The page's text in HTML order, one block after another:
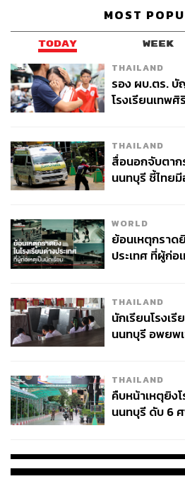
ของญี่ปุ่น และเป็นที่รู้จักไปทั่วโลก
หลากหลายที่เหมาะสำหรับผู้ที่รักก
ไม่ว่าจะเป็น เสื้อผ้าสไตล์เอาต์ดอร์
อุปกรณ์แคมปิ้งอื่นๆ อีกมากมาย ซึ่ง
ใช้สอยครอบคลุม อำนวยความสะด
อย่างดีเยี่ยม
‘Outdoor & Natural Lifestyle
เมืองเข้ากับธรรมชาติมากที่สุด โดยเ
มีจุดเด่นที่การออกแบบให้เข้ากับการ
ออกแบบที่ทันสมัยสื่อถึงธรรมชาติ
ออกแบบมาเพื่อตอบสนองการใช้ง
เป็นเรื่องที่ง่ายและสนุกสนานมากขึ้น
ในห้างสรรพสินค้าแห่งแรกในประเ
มายะ พร้อมยกขบวนสินค้าคอลเล็
มาให้ได้เลือกมากกว่า 1,000 ไอเท็ม
สามารถติดตาม THE
MOST
TODAY WEEK
THAILAND
รอง ผบ.ตร. บั
โรงเรียนเทพ
THAILAND
สื่อนอกจับตาก
นนทบุรี ชี้ไทย
WORLD
ย้อนเหตุกราด
ประเทศ ที่ผู้ก่อ
THAILAND
นักเรียนโรงเ
นนทบุรี อพยพ
THAILAND
คืบหน้าเหตุยิง
นนทบุรี ดับ 6